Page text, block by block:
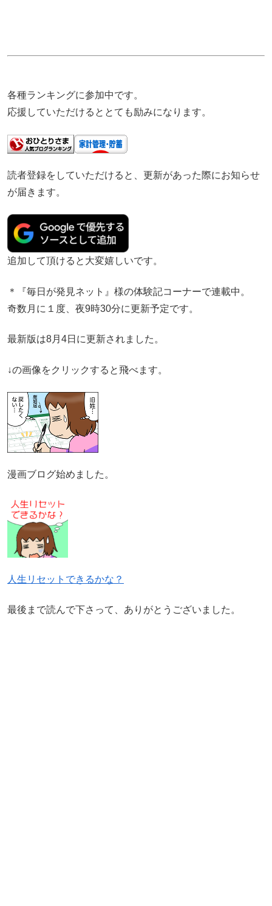
各種ランキングに参加中です。
応援していただけるととても励みになります。
読者登録をしていただけると、更新があった際にお知らせ
が届きます。
追加して頂けると大変嬉しいです。
＊『毎日が発見ネット』様の体験記コーナーで連載中。
奇数月に１度、夜9時30分に更新予定です。
最新版は8月4日に更新されました。
↓の画像をクリックすると飛べます。
漫画ブログ始めました。
人生リセットできるかな？
最後まで読んで下さって、ありがとうございました。